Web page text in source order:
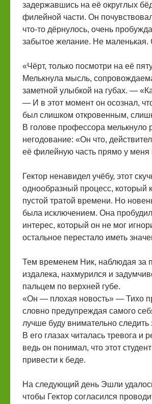
задержавшись на её округлых
филейной части. Он
что-то дёрнулось, очень
забытое желание. Не маленькая.
«Чёрт, только посмотри на её
Мелькнула мысль,
заметной улыбкой на губах. —
— И в этот момент он осознал,
был слишком откровенным,
В голове профессора мелькнуло
негодование: «Он что,
её филейную часть прямо у меня
Гектор ненавидел учёбу, этот
однообразный процесс, который
пустой тратой времени. Но
была исключением. Она
интерес, который он не мог
остальное перестало иметь
Тем временем Ник, наблюдая за
издалека, нахмурился и
пальцем по верхней губе.
«Он — плохая новость» — Тихо
словно предупреждая самого
лучше буду внимательно следить
В его глазах читалась тревога и
ведь он понимал, что этот
привести к беде.
На следующий день Эшли
чтобы Гектор согласился